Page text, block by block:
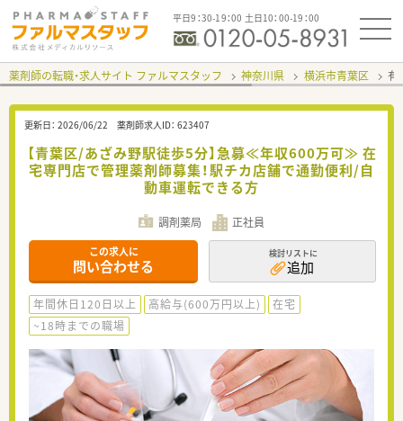
平日9：30-19：00 土日10：00-19：00
薬剤師の転職・求人サイト ファルマスタッフ 神奈川県 横浜市青葉区 有
更新日： 2026/06/22 薬剤師求人ID： 623407
【青葉区/あざみ野駅徒歩5分】急募≪年収600万可≫ 在
宅専門店で管理薬剤師募集！駅チカ店舗で通勤便利/自
動車運転できる方
調剤薬局 正社員
この求人に
問い合わせる
検討リストに
追加
年間休日120日以上 高給与(600万円以上)
在宅
~18時までの職場